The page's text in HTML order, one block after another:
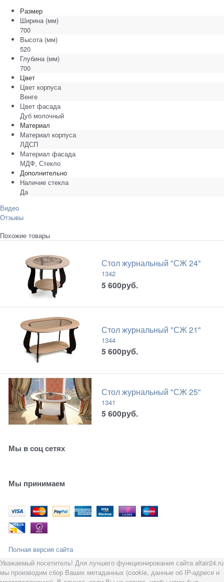
Размер
Ширина (мм)
700
Высота (мм)
520
Глубина (мм)
700
Цвет
Цвет корпуса
Венге
Цвет фасада
Дуб молочный
Материал
Материал корпуса
ЛДСП
Материал фасада
МДФ, Стекло
Дополнительно
Наличие стекла
Да
Видео
Отзывы
Похожие товары
Стол журнальный "СЖ 24"
1342
5 600руб.
Стол журнальный "СЖ 21"
1344
5 600руб.
Стол журнальный "СЖ 25"
1341
5 600руб.
Мы в соц сетях
Мы принимаем
Полная версия сайта
Уважаемый посетитель! Для лучшего функционирования сайта altair24.ru
мы производим сбор Ваших метаданных (cookie, данные об IP-адресе и